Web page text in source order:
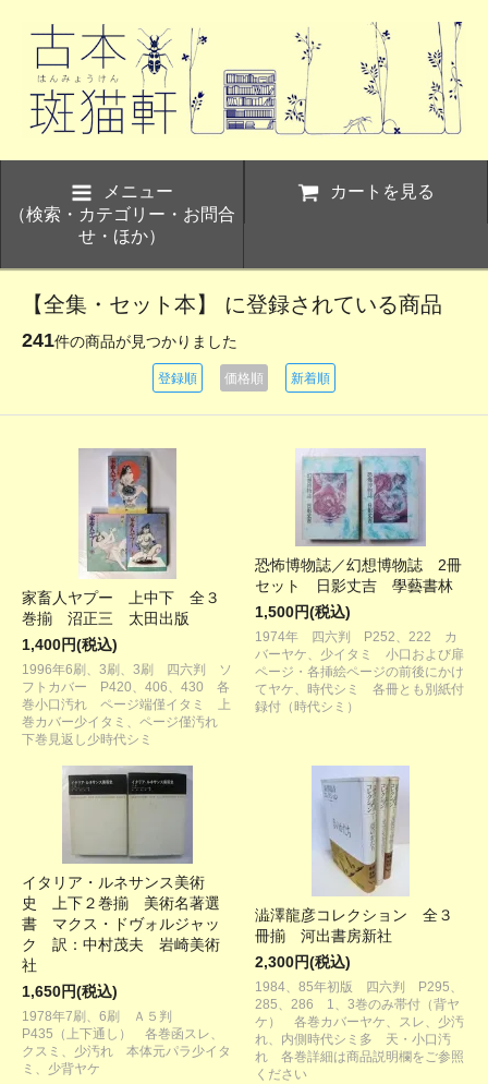
メニュー
（検索・カテゴリー・お問合
せ・ほか）
カートを見る
【全集・セット本】 に登録されている商品
241件の商品が見つかりました
登録順 価格順 新着順
家畜人ヤプー 上中下 全３
巻揃 沼正三 太田出版
1,400円(税込)
1996年6刷、3刷、3刷 四六判 ソ
フトカバー P420、406、430 各
巻小口汚れ ページ端僅イタミ 上
巻カバー少イタミ、ページ僅汚れ
下巻見返し少時代シミ
恐怖博物誌／幻想博物誌 2冊
セット 日影丈吉 學藝書林
1,500円(税込)
1974年 四六判 P252、222 カ
バーヤケ、少イタミ 小口および扉
ページ・各挿絵ページの前後にかけ
てヤケ、時代シミ 各冊とも別紙付
録付（時代シミ）
イタリア・ルネサンス美術
史 上下２巻揃 美術名著選
書 マクス・ドヴォルジャッ
ク 訳：中村茂夫 岩崎美術
社
1,650円(税込)
1978年7刷、6刷 Ａ５判
P435（上下通し） 各巻函スレ、
クスミ、少汚れ 本体元パラ少イタ
ミ、少背ヤケ
澁澤龍彦コレクション 全３
冊揃 河出書房新社
2,300円(税込)
1984、85年初版 四六判 P295、
285、286 1、3巻のみ帯付（背ヤ
ケ） 各巻カバーヤケ、スレ、少汚
れ、内側時代シミ多 天・小口汚
れ 各巻詳細は商品説明欄をご参照
ください